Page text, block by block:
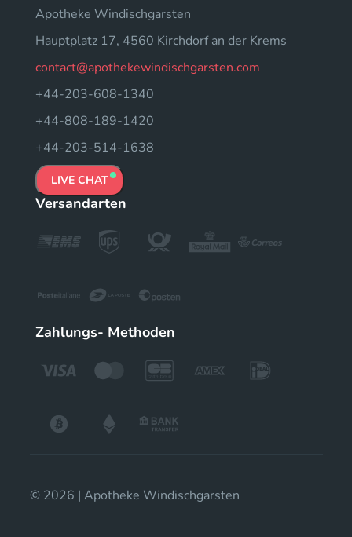
Apotheke Windischgarsten
Hauptplatz 17, 4560 Kirchdorf an der Krems
contact@apothekewindischgarsten.com
+44-203-608-1340
+44-808-189-1420
+44-203-514-1638
LIVE CHAT
Versandarten
Zahlungs- Methoden
© 2026 | Apotheke Windischgarsten